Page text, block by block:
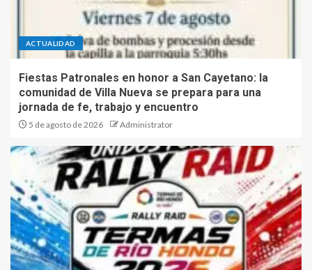
ACTUALIDAD
Fiestas Patronales en honor a San Cayetano: la
comunidad de Villa Nueva se prepara para una
jornada de fe, trabajo y encuentro
5 de agosto de 2026 Administrator